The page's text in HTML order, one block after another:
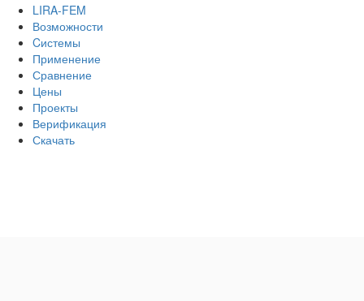
LIRA-FEM
Возможности
Cистемы
Применение
Сравнение
Цены
Проекты
Верификация
Скачать